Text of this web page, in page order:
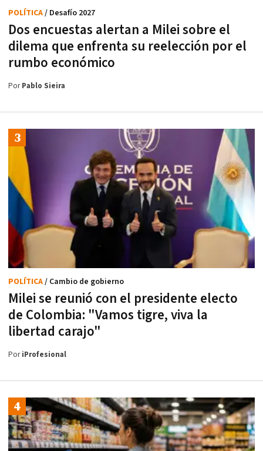
Dos encuestas alertan a Milei sobre el
dilema que enfrenta su reelección por el
rumbo económico
POLÍTICA/ Desafío 2027
PorPablo Sieira
Milei se reunió con el presidente electo
de Colombia: "Vamos tigre, viva la
libertad carajo"
POLÍTICA/ Cambio de gobierno
PoriProfesional